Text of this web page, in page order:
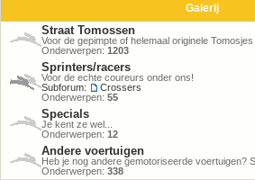
Galerij
Straat Tomossen
Voor de gepimpte of helemaal originele
Onderwerpen: 1203
Sprinters/racers
Voor de echte coureurs onder ons!
Subforum:
Crossers
Onderwerpen: 55
Specials
Je kent ze wel...
Onderwerpen: 12
Andere voertuigen
Heb je nog andere gemotoriseerde voertuigen?
Onderwerpen: 338